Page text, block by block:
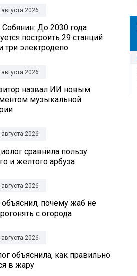
2026
Собянин: До 2030 года
построить 29 станций
три электродепо
2026
назвал ИИ новым
музыкальной
2026
сравнила пользу
и желтого арбуза
2026
объяснил, почему жаб не
с огорода
2026
объяснила, как правильно
в жару